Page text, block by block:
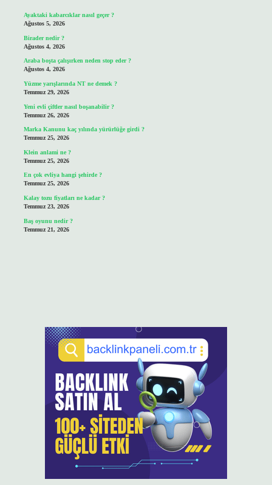
Ayaktaki kabarcıklar nasıl geçer ?
Ağustos 5, 2026
Birader nedir ?
Ağustos 4, 2026
Araba boşta çalışırken neden stop eder ?
Ağustos 4, 2026
Yüzme yarışlarında NT ne demek ?
Temmuz 29, 2026
Yeni evli çiftler nasıl boşanabilir ?
Temmuz 26, 2026
Marka Kanunu kaç yılında yürürlüğe girdi ?
Temmuz 25, 2026
Klein anlami ne ?
Temmuz 25, 2026
En çok evliya hangi şehirde ?
Temmuz 25, 2026
Kalay tozu fiyatları ne kadar ?
Temmuz 23, 2026
Baş oyunu nedir ?
Temmuz 21, 2026